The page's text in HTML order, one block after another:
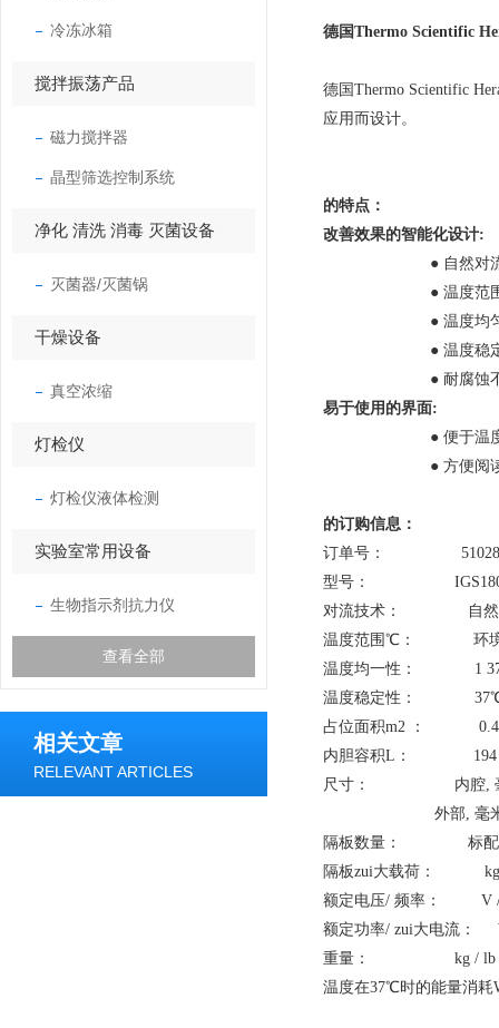
冷冻冰箱
搅拌振荡产品
磁力搅拌器
晶型筛选控制系统
净化 清洗 消毒 灭菌设备
灭菌器/灭菌锅
干燥设备
真空浓缩
灯检仪
灯检仪液体检测
实验室常用设备
生物指示剂抗力仪
查看全部
相关文章
RELEVANT ARTICLES
德国Thermo Scientific
德国Thermo Scientific
应用而设计。
的特点：
改善效果的智能化设计:
● 自然对流提供了
● 温度范围为环
● 温度均匀度
● 温度稳定性
● 耐腐蚀不锈钢
易于使用的界面:
● 便于温度设定
● 方便阅读的大
的订购信息：
订单号：
型号：
对流技术： 自然
温度范围℃： 环境
温度均一性： 1
温度稳定性： 37℃
占位面积m2 ：
内胆容积L： 194
尺寸： 内腔, 毫米
外部, 毫米(W x
隔板数量： 标配数
隔板zui大载荷： kg
额定电压/ 频率： V /
额定功率/ zui大电流：
重量： kg / lb 65
温度在37℃时的能量消